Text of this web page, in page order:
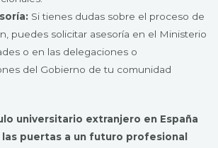
Si tienes dudas sobre el proceso de
puedes solicitar asesoría en el Ministerio
o en las delegaciones o
del Gobierno de tu comunidad
universitario extranjero en España
puertas a un futuro profesional